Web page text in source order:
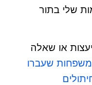
שלי בתור
או שאלה
משפחות שעברו